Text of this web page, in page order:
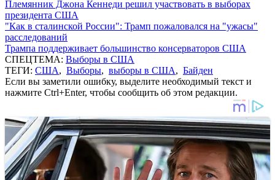
Племянник Джона Кеннеди решил участвовать в выборах
президента США
"Как в сталинской России": Трамп пожаловался на "ужасы"
расследований
Трампа поддерживает большинство консерваторов США
СПЕЦТЕМА: Выборы в США
ТЕГИ: США, Выборы, выборы в США, Байден
Если вы заметили ошибку, выделите необходимый текст и
нажмите Ctrl+Enter, чтобы сообщить об этом редакции.